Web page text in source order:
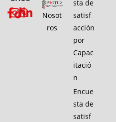
Nosot
ros
sta de
satisf
acción
por
Capac
itació
n
Encue
sta de
satisf